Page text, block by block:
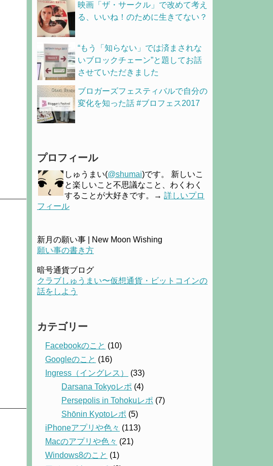
映画「ザ・サークル」で改めて考え
る、いいね！のために生きてない？
“もう「知らない」では済まされな
いブロックチェーン”と題してお話
させていただきました
ブロガーズフェスティバルで自分の
変化を知った話 #ブロフェス2017
プロフィール
しゅうまい(@shumai)です。 新しいこ
と楽しいこと不思議なこと、わくわく
することが大好きです。→ 詳しいプロ
フィール
新月の願い事 | New Moon Wishing
願い事の書き方
暗号通貨ブログ
クラブしゅうまい〜仮想通貨・ビットコインの
話をしよう
カテゴリー
Facebookのこと (10)
Googleのこと (16)
Ingress（イングレス）
(33)
Darsana Tokyoレポ (4)
Persepolis in Tohokuレポ (7)
Shōnin Kyotoレポ (5)
iPhoneアプリや色々 (113)
Macのアプリや色々 (21)
Windows8のこと (1)